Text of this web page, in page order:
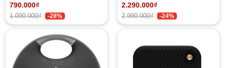
790.000₫
1.090.000₫ -28%
2.290.000₫
2.990.000₫ -24%